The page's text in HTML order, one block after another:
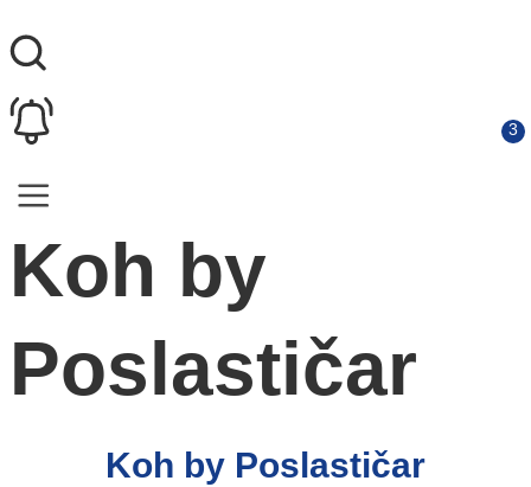
Koh by
Poslastičar
Koh by Poslastičar